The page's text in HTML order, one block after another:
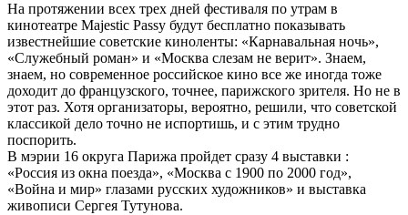
На протяжении всех трех дней фестиваля по утрам в
кинотеатре Majestic Passy будут бесплатно показывать
известнейшие советские киноленты: «Карнавальная ночь»,
«Служебный роман» и «Москва слезам не верит». Знаем,
знаем, но современное российское кино все же иногда тоже
доходит до французского, точнее, парижского зрителя. Но не в
этот раз. Хотя организаторы, вероятно, решили, что советской
классикой дело точно не испортишь, и с этим трудно
поспорить.
В мэрии 16 округа Парижа пройдет сразу 4 выставки :
«Россия из окна поезда», «Москва с 1900 по 2000 год»,
«Война и мир» глазами русских художников» и выставка
живописи Сергея Тутунова.